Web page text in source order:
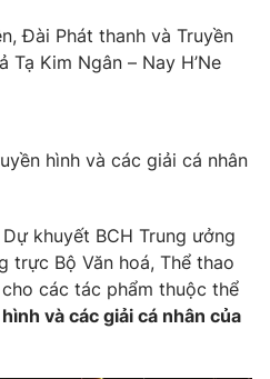
Đài Phát thanh và Truyền
Tạ Kim Ngân – Nay H’Ne
hình và các giải cá nhân
khuyết BCH Trung ưởng
trực Bộ Văn hoá, Thể thao
các tác phẩm thuộc thể
và các giải cá nhân của